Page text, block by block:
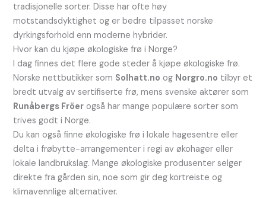
tradisjonelle sorter. Disse har ofte høy
motstandsdyktighet og er bedre tilpasset norske
dyrkingsforhold enn moderne hybrider.
Hvor kan du kjøpe økologiske frø i Norge?
I dag finnes det flere gode steder å kjøpe økologiske frø.
Norske nettbutikker som Solhatt.no og Norgro.no tilbyr et
bredt utvalg av sertifiserte frø, mens svenske aktører som
Runåbergs Fröer også har mange populære sorter som
trives godt i Norge.
Du kan også finne økologiske frø i lokale hagesentre eller
delta i frøbytte-arrangementer i regi av økohager eller
lokale landbrukslag. Mange økologiske produsenter selger
direkte fra gården sin, noe som gir deg kortreiste og
klimavennlige alternativer.